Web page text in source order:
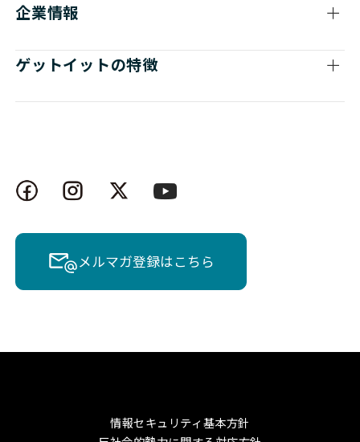
企業情報
ゲットイットの特徴
メルマガ登録はこちら
情報セキュリティ基本方針